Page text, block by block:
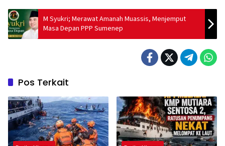
M Syukri; Merawat Amanah Muassis, Menjemput
Masa Depan PPP Sumenep
Pos Terkait